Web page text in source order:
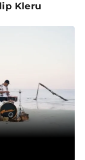
Kleru